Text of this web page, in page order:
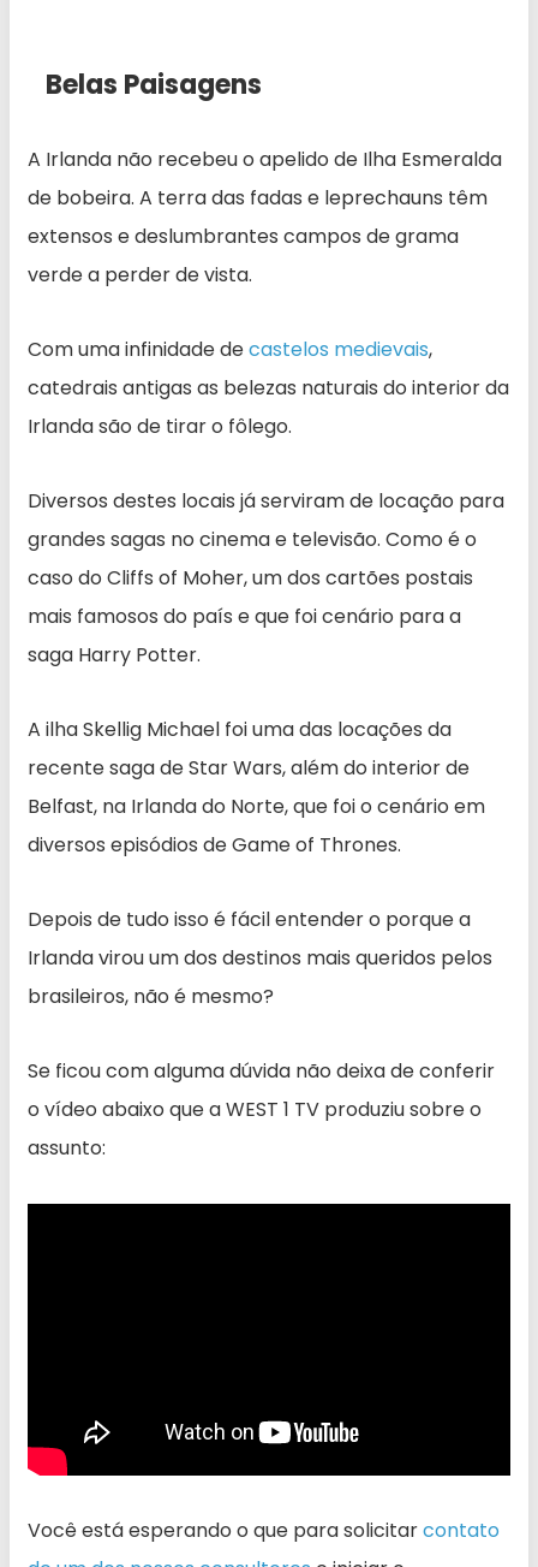
Belas Paisagens
A Irlanda não recebeu o apelido de Ilha Esmeralda
de bobeira. A terra das fadas e leprechauns têm
extensos e deslumbrantes campos de grama
verde a perder de vista.
Com uma infinidade decastelos medievais,
catedrais antigas as belezas naturais do interior da
Irlanda são de tirar o fôlego.
Diversos destes locais já serviram de locação para
grandes sagas no cinema e televisão. Como é o
caso do Cliffs of Moher, um dos cartões postais
mais famosos do país e que foi cenário para a
saga Harry Potter.
A ilha Skellig Michael foi uma das locações da
recente saga de Star Wars, além do interior de
Belfast, na Irlanda do Norte, que foi o cenário em
diversos episódios de Game of Thrones.
Depois de tudo isso é fácil entender o porque a
Irlanda virou um dos destinos mais queridos pelos
brasileiros, não é mesmo?
Se ficou com alguma dúvida não deixa de conferir
o vídeo abaixo que a WEST 1 TV produziu sobre o
assunto:
Você está esperando o que para solicitarcontato